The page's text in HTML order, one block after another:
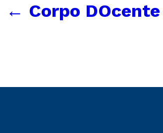
← Corpo DOcente